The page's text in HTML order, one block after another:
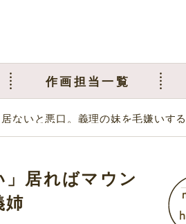
作画担当一覧
ないと悪口。義理の妹を毛嫌いす
」居ればマウン
姉